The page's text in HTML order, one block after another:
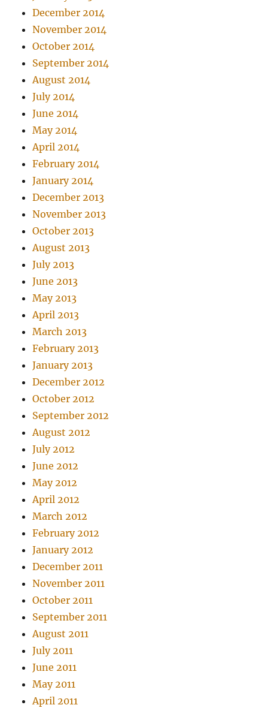
December 2014
November 2014
October 2014
September 2014
August 2014
July 2014
June 2014
May 2014
April 2014
February 2014
January 2014
December 2013
November 2013
October 2013
August 2013
July 2013
June 2013
May 2013
April 2013
March 2013
February 2013
January 2013
December 2012
October 2012
September 2012
August 2012
July 2012
June 2012
May 2012
April 2012
March 2012
February 2012
January 2012
December 2011
November 2011
October 2011
September 2011
August 2011
July 2011
June 2011
May 2011
April 2011